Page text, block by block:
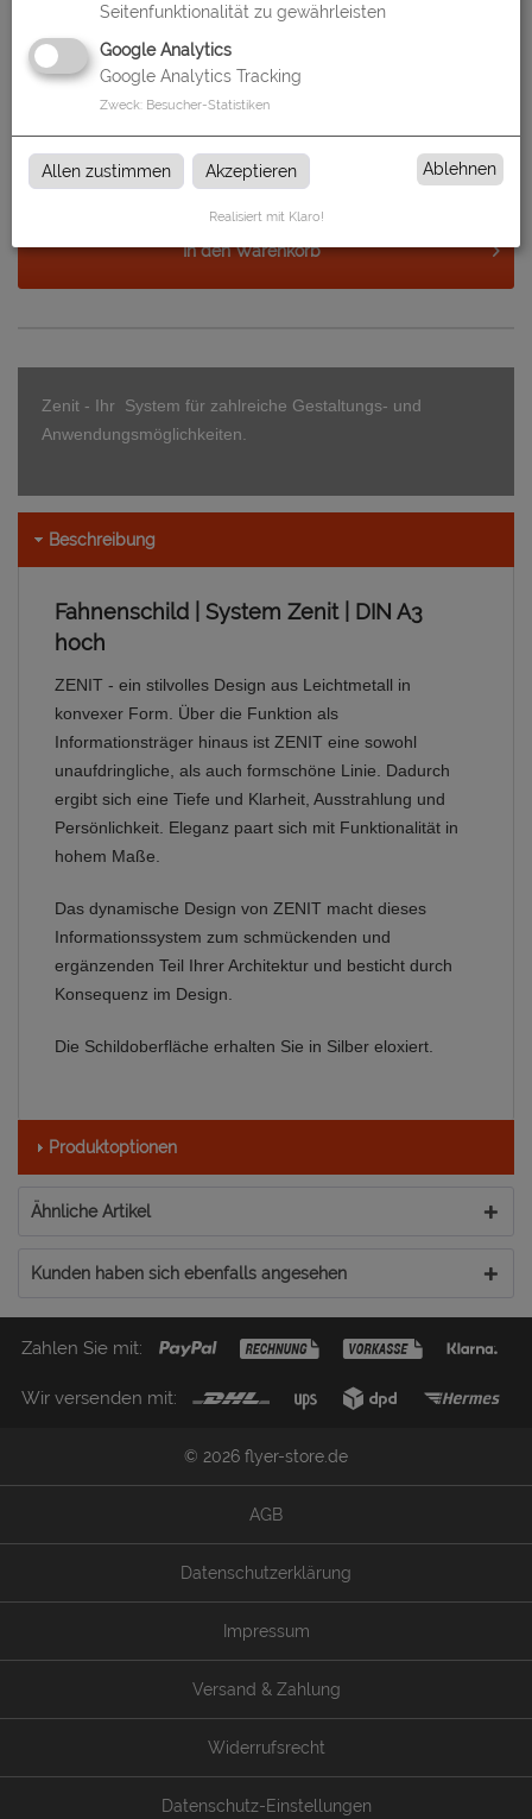
Datenupload (min. 0 / max. 10)
Datei auswählen
In den Warenkorb
Zenit - Ihr
System für zahlreiche Gestaltungs- und
Anwendungsmöglichkeiten.
Beschreibung
Fahnenschild | System Zenit | DIN A3
hoch
ZENIT - ein stilvolles Design aus Leichtmetall in
konvexer Form. Über die Funktion als
Informationsträger hinaus ist ZENIT eine sowohl
unaufdringliche, als auch formschöne Linie. Dadurch
ergibt sich eine Tiefe und Klarheit, Ausstrahlung und
Persönlichkeit. Eleganz paart sich mit Funktionalität in
hohem Maße.
Das dynamische Design von ZENIT macht dieses
Informationssystem zum schmückenden und
ergänzenden Teil Ihrer Architektur und besticht durch
Konsequenz im Design.
Die Schildoberfläche erhalten Sie in Silber eloxiert.
Produktoptionen
Ähnliche Artikel
Kunden haben sich ebenfalls angesehen
Zahlen Sie mit:
Wir versenden mit:
© 2026 flyer-store.de
AGB
Datenschutzerklärung
Impressum
Versand & Zahlung
Widerrufsrecht
Datenschutz-Einstellungen
Seitenfunktionalität zu gewährleisten
Google Analytics
Google Analytics Tracking
Zweck: Besucher-Statistiken
Allen zustimmen Akzeptieren Ablehnen
Realisiert mit Klaro!